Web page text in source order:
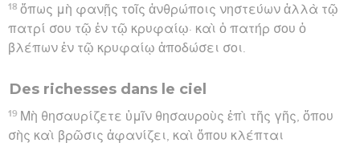
18 ὅπως μὴ φανῇς τοῖς ἀνθρώποις νηστεύων ἀλλὰ τῷ
πατρί σου τῷ ἐν τῷ κρυφαίῳ· καὶ ὁ πατήρ σου ὁ
βλέπων ἐν τῷ κρυφαίῳ ἀποδώσει σοι.
Des richesses dans le ciel
19 Μὴ θησαυρίζετε ὑμῖν θησαυροὺς ἐπὶ τῆς γῆς, ὅπου
σὴς καὶ βρῶσις ἀφανίζει, καὶ ὅπου κλέπται